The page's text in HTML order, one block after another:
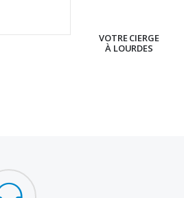
VOTRE CIERGE
À LOURDES